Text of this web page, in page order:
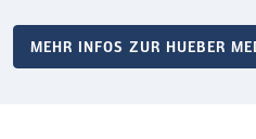
MEHR INFOS ZUR HUEBER